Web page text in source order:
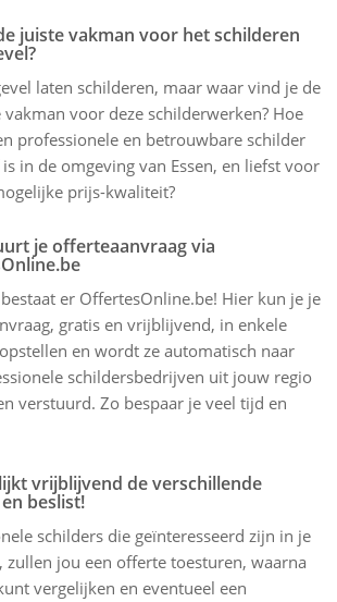
juiste vakman voor het schilderen
laten schilderen, maar waar vind je de
vakman voor deze schilderwerken? Hoe
professionele en betrouwbare schilder
in de omgeving van Essen, en liefst voor
prijs-kwaliteit?
je offerteaanvraag via
er OffertesOnline.be! Hier kun je je
gratis en vrijblijvend, in enkele
en wordt ze automatisch naar
schildersbedrijven uit jouw regio
verstuurd. Zo bespaar je veel tijd en
vrijblijvend de verschillende
beslist!
schilders die geïnteresseerd zijn in je
zullen jou een offerte toesturen, waarna
vergelijken en eventueel een